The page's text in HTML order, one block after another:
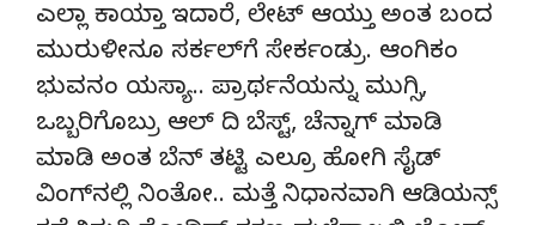
ಎಲ್ಲಾ ಕಾಯ್ತಾ ಇದಾರೆ, ಲೇಟ್ ಆಯ್ತು ಅಂತ ಬಂದ
ಮುರುಳೀನೂ ಸರ್ಕಲ್‍ಗೆ ಸೇರ್ಕಂಡ್ರು. ಆಂಗಿಕಂ
ಭುವನಂ ಯಸ್ಯಾ.. ಪ್ರಾರ್ಥನೆಯನ್ನು ಮುಗ್ಸಿ,
ಒಬ್ಬರಿಗೊಬ್ರು ಆಲ್ ದಿ ಬೆಸ್ಟ್, ಚೆನ್ನಾಗ್ ಮಾಡಿ
ಮಾಡಿ ಅಂತ ಬೆನ್ ತಟ್ಟಿ ಎಲ್ರೂ ಹೋಗಿ ಸೈಡ್
ವಿಂಗ್‍ನಲ್ಲಿ ನಿಂತೋ.. ಮತ್ತೆ ನಿಧಾನವಾಗಿ ಆಡಿಯನ್ಸ್